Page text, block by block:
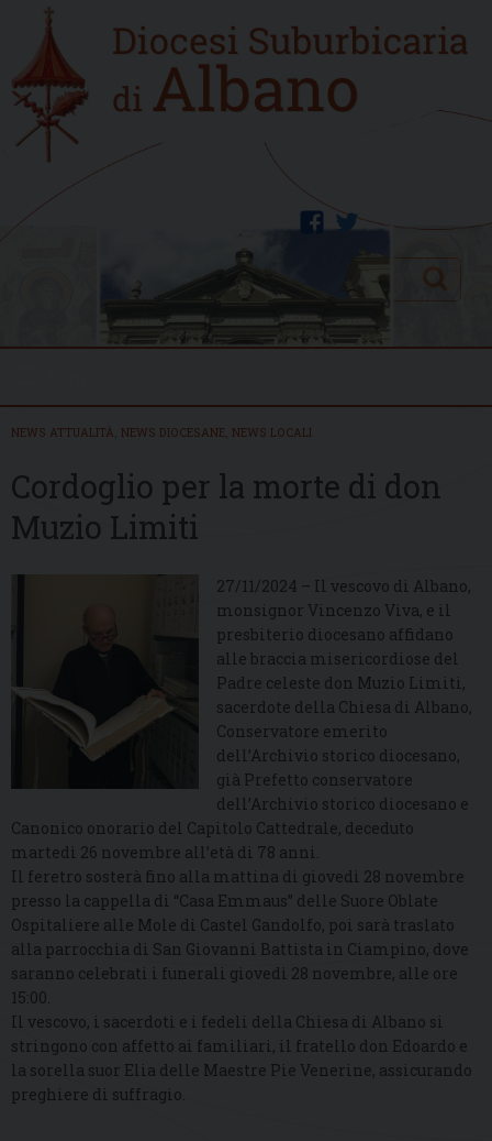
content
Home
new
twitter
facebook
Search
NEWS ATTUALITÀ NEWS DIOCESANE NEWS LOCALI
Cordoglio per la morte di don
Muzio Limiti
27/11/2024 – Il vescovo di Albano,
monsignor Vincenzo Viva, e il
presbiterio diocesano affidano
alle braccia misericordiose del
Padre celeste don Muzio Limiti,
sacerdote della Chiesa di Albano,
Conservatore emerito
dell’Archivio storico diocesano,
già Prefetto conservatore
dell’Archivio storico diocesano e
Canonico onorario del Capitolo Cattedrale, deceduto
martedì 26 novembre all’età di 78 anni.
Il feretro sosterà fino alla mattina di giovedì 28 novembre
presso la cappella di “Casa Emmaus” delle Suore Oblate
Ospitaliere alle Mole di Castel Gandolfo, poi sarà traslato
alla parrocchia di San Giovanni Battista in Ciampino, dove
saranno celebrati i funerali giovedì 28 novembre, alle ore
15:00.
Il vescovo, i sacerdoti e i fedeli della Chiesa di Albano si
stringono con affetto ai familiari, il fratello don Edoardo e
la sorella suor Elia delle Maestre Pie Venerine, assicurando
preghiere di suffragio.